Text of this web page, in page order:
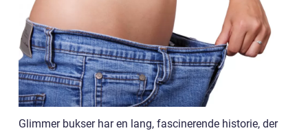
Glimmer bukser har en lang, fascinerende historie, der